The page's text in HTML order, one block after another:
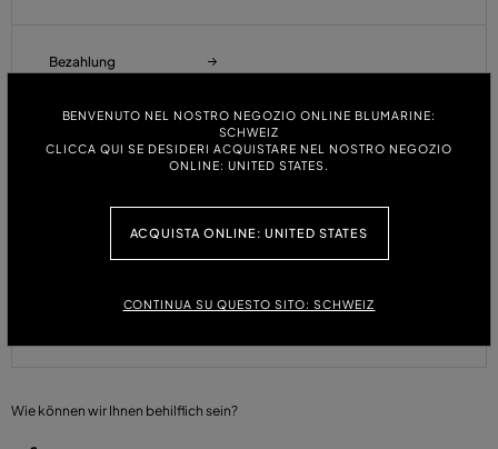
BENVENUTO NEL NOSTRO NEGOZIO ONLINE BLUMARINE:
SCHWEIZ
CLICCA QUI SE DESIDERI ACQUISTARE NEL NOSTRO NEGOZIO
ONLINE: UNITED STATES.
ACQUISTA ONLINE: UNITED STATES
CONTINUA SU QUESTO SITO: SCHWEIZ
Bezahlung
Rückgabe Und Erstattung
Größentabelle
Wie können wir Ihnen behilflich sein?